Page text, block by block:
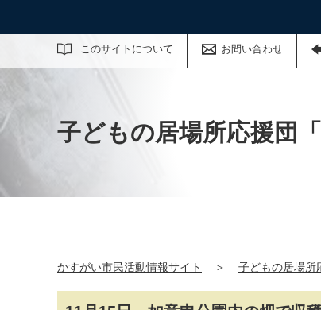
このサイトについて お問い合わせ
サイト内検索
子どもの居場所応援団
かすがい市民活動情報サイト ＞ 子どもの居場所